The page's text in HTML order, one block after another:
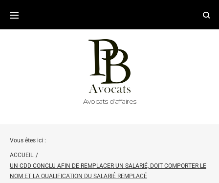
Avocats d'affaires
Vous êtes ici :
ACCUEIL /
UN CDD CONCLU AFIN DE REMPLACER UN SALARIÉ, DOIT COMPORTER LE
NOM ET LA QUALIFICATION DU SALARIÉ REMPLACÉ